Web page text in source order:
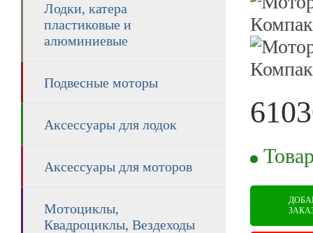
Лодки, катера
пластиковые и
алюминиевые
Подвесные моторы
Аксессуары для лодок
Аксессуары для моторов
Мотоциклы,
Квадроциклы, Вездеходы